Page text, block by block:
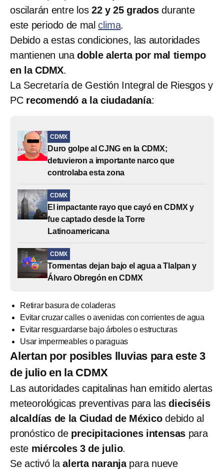
oscilarán entre los 22 y 25 gradosdurante
este periodo de malclima.
Debido a estas condiciones, las autoridades
mantienen unadoble alerta por mal tiempo
en la CDMX.
La Secretaría de Gestión Integral de Riesgos y
PCrecomendó a la ciudadanía:
CDMX
Duro golpe al CJNG en la CDMX;
detuvieron a importante narco que
controlaba esta zona
CDMX
El impactante rayo que cayó en CDMX y
fue captado desde la Torre
Latinoamericana
CDMX
Tormentas dejan bajo el agua a Tlalpan y
Álvaro Obregón en CDMX
Retirar basura de coladeras
Evitar cruzar calles o avenidas con corrientes de agua
Evitar resguardarse bajo árboles o estructuras
Usar impermeables o paraguas
Alertan por posibles lluvias para este 3
de julio en la CDMX
Las autoridades capitalinas han emitido alertas
meteorológicas preventivas para lasdieciséis
alcaldías de la Ciudad de México debido al
pronóstico de precipitaciones intensas para
este miércoles 3 de julio.
Se activó laalerta naranja para nueve